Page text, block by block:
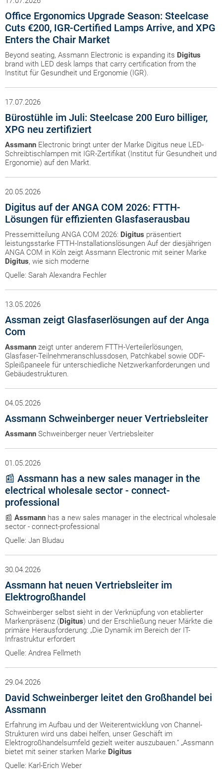
Office Ergonomics Upgrade Season: Steelcase
Cuts €200, IGR-Certified Lamps Arrive, and XPG
Enters the Chair Market
Beyond seating, Assmann Electronic is expanding its Digitus
brand with LED desk lamps that carry certification from the
Institut für Gesundheit und Ergonomie (IGR).
17.07.2026
Bürostühle im Juli: Steelcase 200 Euro billiger,
XPG neu zertifiziert
Assmann Electronic bringt unter der Marke Digitus neue LED-
Schreibtischlampen mit IGR-Zertifikat (Institut für Gesundheit und
Ergonomie) auf den Markt.
20.05.2026
Digitus auf der ANGA COM 2026: FTTH-
Lösungen für effizienten Glasfaserausbau
Pressemitteilung ANGA COM 2026: Digitus präsentiert
leistungsstarke FTTH-Installationslösungen Auf der diesjährigen
ANGA COM in Köln zeigt Assmann Electronic mit seiner Marke
Digitus, wie sich moderne
Quelle: Sarah Alexandra Fechler
13.05.2026
Assman zeigt Glasfaserlösungen auf der Anga
Com
Assmann zeigt unter anderem FTTH-Verteilerlösungen,
Glasfaser-Teilnehmeranschlussdosen, Patchkabel sowie ODF-
Spleißpaneele für unterschiedliche Netzwerkanforderungen und
Gebäudestrukturen.
04.05.2026
Assmann Schweinberger neuer Vertriebsleiter
Assmann Schweinberger neuer Vertriebsleiter
01.05.2026
📰 Assmann has a new sales manager in the
electrical wholesale sector - connect-
professional
📰 Assmann has a new sales manager in the electrical wholesale
sector - connect-professional
Quelle: Jan Bludau
30.04.2026
Assmann hat neuen Vertriebsleiter im
Elektrogroßhandel
Schweinberger selbst sieht in der Verknüpfung von etablierter
Markenpräsenz (Digitus) und der Erschließung neuer Märkte die
primäre Herausforderung: „Die Dynamik im Bereich der IT-
Infrastruktur erfordert
Quelle: Andrea Fellmeth
29.04.2026
David Schweinberger leitet den Großhandel bei
Assmann
Erfahrung im Aufbau und der Weiterentwicklung von Channel-
Strukturen wird uns dabei helfen, unser Geschäft im
Elektrogroßhandelsumfeld gezielt weiter auszubauen.“ „Assmann
bietet mit seiner starken Marke Digitus
Quelle: Karl-Erich Weber